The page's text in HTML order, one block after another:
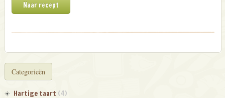
Naar recept
Categorieën
Hartige taart (4)